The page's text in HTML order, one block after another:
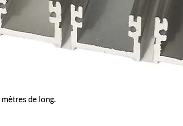
de long.